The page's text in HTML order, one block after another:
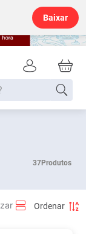
Baixar
37Produtos